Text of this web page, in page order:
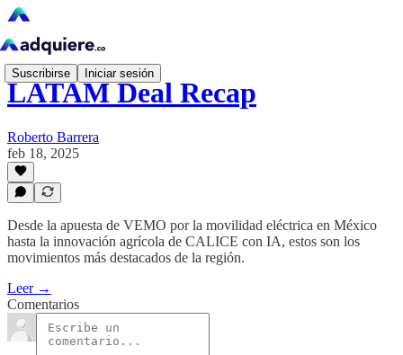
Suscribirse Iniciar sesión
LATAM Deal Recap
Roberto Barrera
feb 18, 2025
Desde la apuesta de VEMO por la movilidad eléctrica en México
hasta la innovación agrícola de CALICE con IA, estos son los
movimientos más destacados de la región.
Leer →
Comentarios